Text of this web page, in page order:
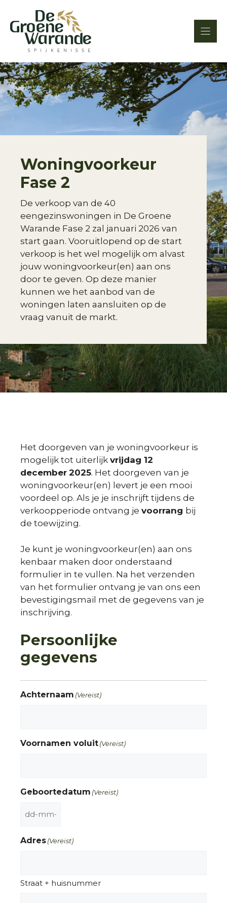
naar
de
inhoud
Woningvoorkeur
Fase 2
De verkoop van de 40
eengezinswoningen in De Groene
Warande Fase 2 zal januari 2026 van
start gaan. Vooruitlopend op de start
verkoop is het wel mogelijk om alvast
jouw woningvoorkeur(en) aan ons
door te geven. Op deze manier
kunnen we het aanbod van de
woningen laten aansluiten op de
vraag vanuit de markt.
Het doorgeven van je woningvoorkeur is
mogelijk tot uiterlijk vrijdag 12
december 2025. Het doorgeven van je
woningvoorkeur(en) levert je een mooi
voordeel op. Als je je inschrijft tijdens de
verkoopperiode ontvang je voorrang bij
de toewijzing.
Je kunt je woningvoorkeur(en) aan ons
kenbaar maken door onderstaand
formulier in te vullen. Na het verzenden
van het formulier ontvang je van ons een
bevestigingsmail met de gegevens van je
inschrijving.
Persoonlijke
gegevens
Achternaam (Vereist)
Voornamen voluit(Vereist)
Geboortedatum (Vereist)
Adres(Vereist)
Straat + huisnummer